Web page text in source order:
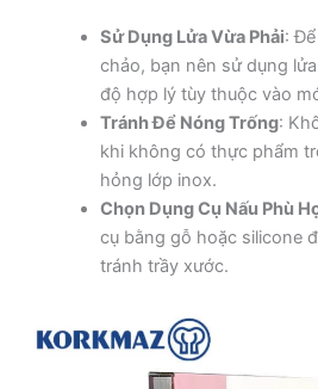
Sử Dụng Lửa Vừa Phải:
chảo, bạn nên sử dụng
độ hợp lý tùy thuộc vào
Tránh Để Nóng Trống:
khi không có thực phẩm
hỏng lớp inox.
Chọn Dụng Cụ Nấu Phù
cụ bằng gỗ hoặc silicone
tránh trầy xước.